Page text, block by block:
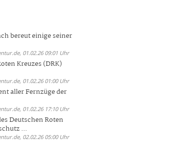
bereut einige seiner
01.02.26 09:01 Uhr
Kreuzes (DRK)
01.02.26 01:00 Uhr
aller Fernzüge der
01.02.26 17:10 Uhr
Deutschen Roten
...
02.02.26 05:00 Uhr